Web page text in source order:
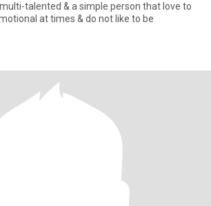
at times & do not like to be